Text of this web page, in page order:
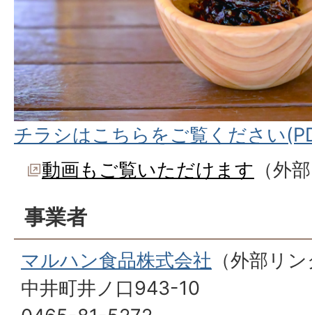
チラシはこちらをご覧ください
動画もご覧いただけます （外
事業者
マルハン食品株式会社 （外部リ
中井町井ノ口943-10